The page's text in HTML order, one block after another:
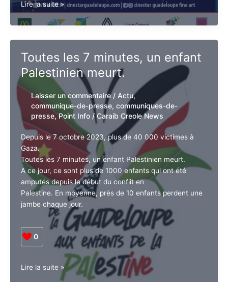
0
la
huitième
édition
du
Cinestar
International
Film
Festival
!
Toutes les 7 minutes, un
enfant Palestinien meurt.
Laisser un commentaire /Actu ,
communique-de-presse, communiques-
de-presse,Point Info/Caraib Creole
News
Depuis le 7 octobre 2023, plus de 40 000 victimes à
Toutes les 7 minutes, un enfant Palestinien meurt.
A ce jour, ce sont plus de 1000 enfants qui ont été
amputés depuis le début du conflit en
Palestine. En moyenne, près de 10 enfants perdent
une jambe chaque jour.